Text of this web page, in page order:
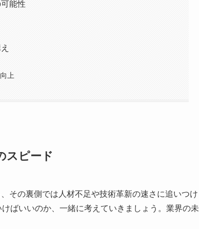
能性
上
スピード
その裏側では人材不足や技術革新の速さに追いつけ
ばいいのか、一緒に考えていきましょう。業界の未